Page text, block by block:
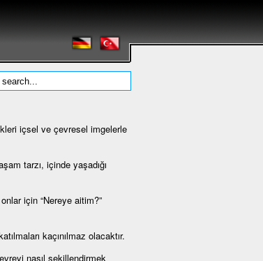
içsel ve çevresel imgelerle
tarzı, içinde yaşadığı
için “Nereye aitim?”
kaçınılmaz olacaktır.
nasıl şekillendirmek